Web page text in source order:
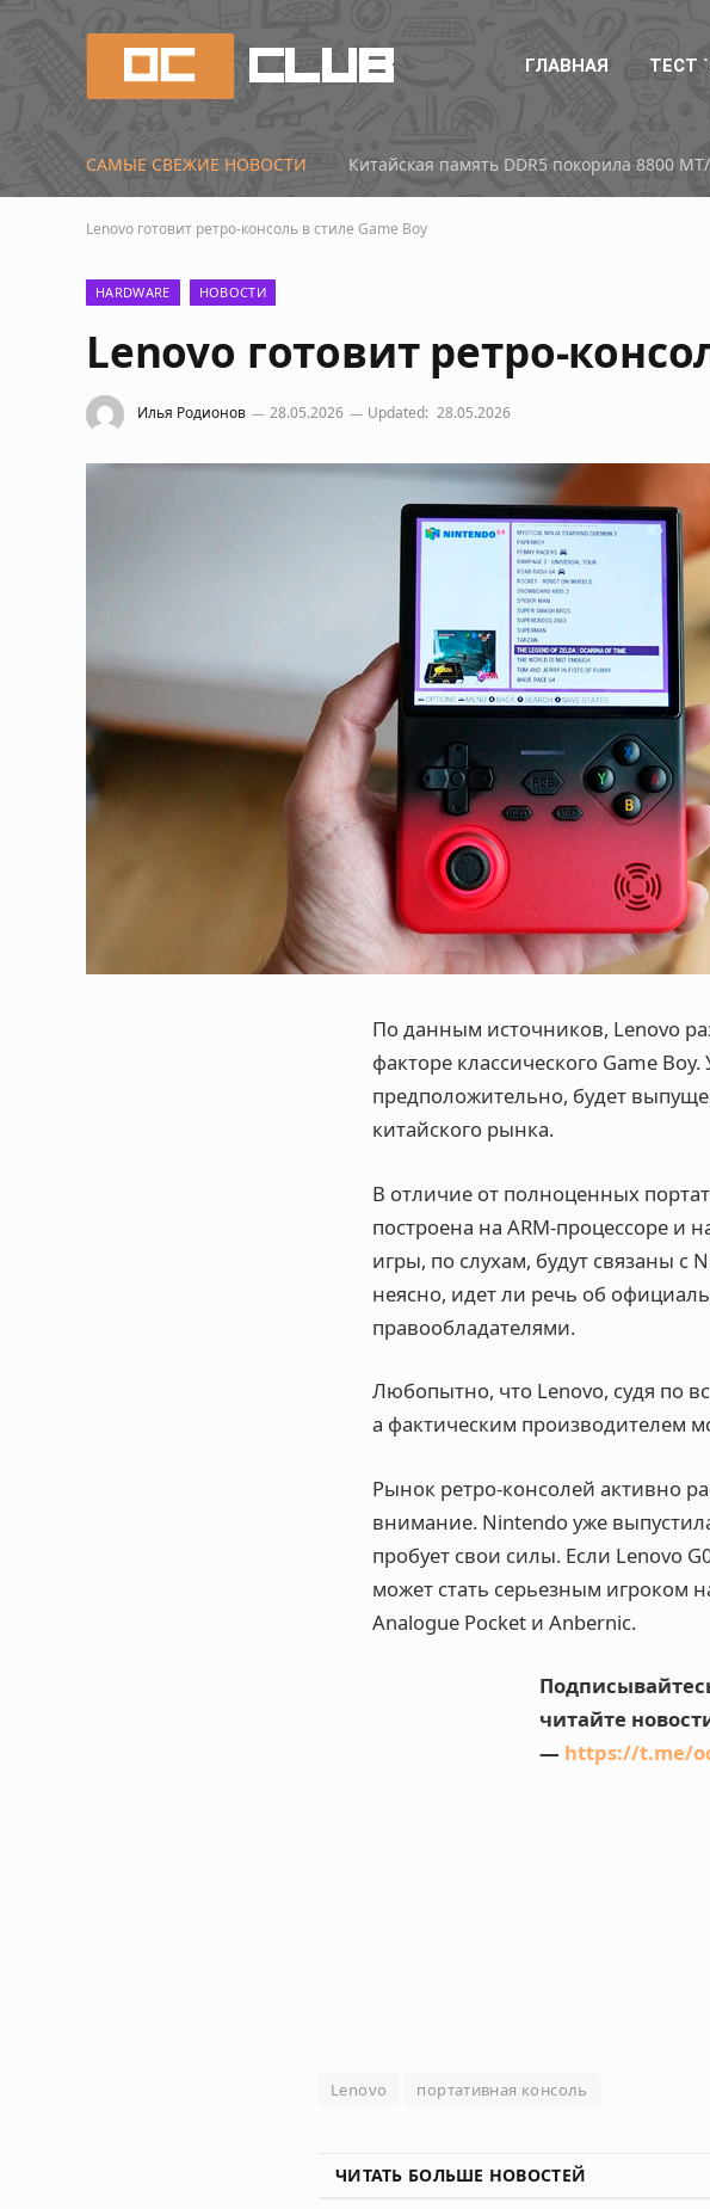
ГЛАВНАЯ ТЕСТ
САМЫЕ СВЕЖИЕ НОВОСТИ
Lenovo готовит ретро-консоль в стиле Game Boy
HARDWARE НОВОСТИ
Lenovo готовит ретро-
Илья Родионов 28.05.2026 Updated: 28.05.2026
По данным источников, Lenovo
факторе классического Game
предположительно, будет
китайского рынка.
В отличие от полноценных
построена на ARM-процессоре и
игры, по слухам, будут связаны
неясно, идет ли речь об
правообладателями.
Любопытно, что Lenovo, судя по
а фактическим производителем
Рынок ретро-консолей активно
внимание. Nintendo уже
пробует свои силы. Если Lenovo
может стать серьезным игроком
Analogue Pocket и Anbernic.
читайте
— https://t.me/
Lenovo портативная консоль
ЧИТАТЬ БОЛЬШЕ НОВОСТЕЙ